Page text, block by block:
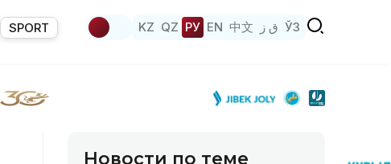
SPORT KZ QZ РУ EN 中文 ق ز ЎЗ
Новости по теме